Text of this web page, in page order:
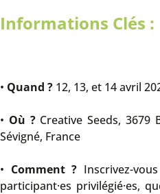
Informations Clés :
• Quand ? 12, 13, et 14 avril
• Où ? Creative Seeds, 3679
Sévigné, France
• Comment ? Inscrivez-
participant·es privilégié·es,